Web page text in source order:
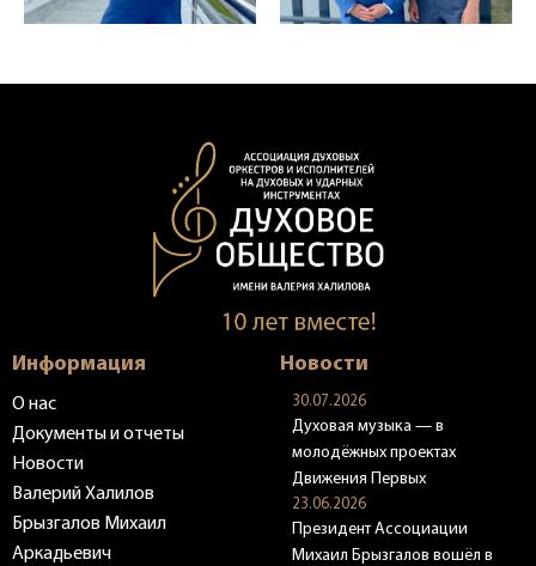
Информация
О нас
Документы и отчеты
Новости
Валерий Халилов
Брызгалов Михаил
Аркадьевич
Новости
30.07.2026
Духовая музыка — в
молодёжных проектах
Движения Первых
23.06.2026
Президент Ассоциации
Михаил Брызгалов вошёл в